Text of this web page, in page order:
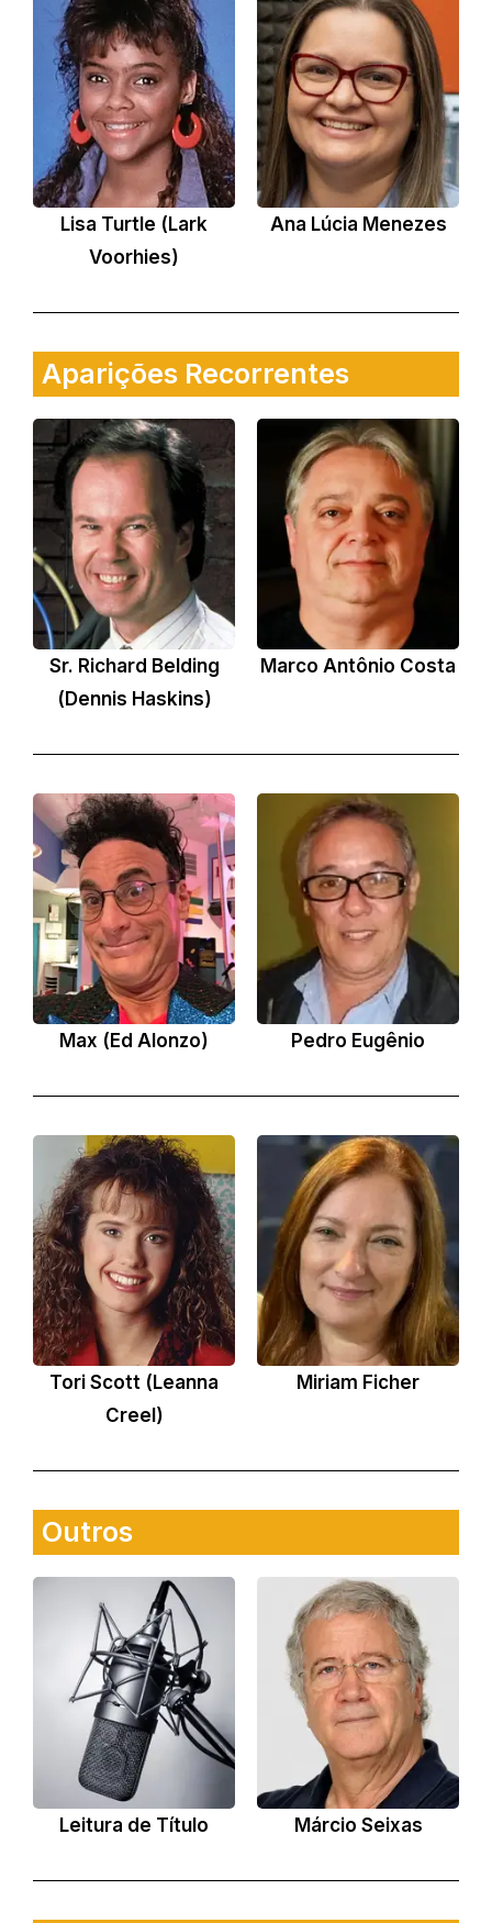
Lisa Turtle (Lark
Voorhies)
Ana Lúcia Menezes
Aparições Recorrentes
Sr. Richard Belding
(Dennis Haskins)
Marco Antônio Costa
Max (Ed Alonzo) Pedro Eugênio
Tori Scott (Leanna
Creel)
Miriam Ficher
Outros
Leitura de Título Márcio Seixas